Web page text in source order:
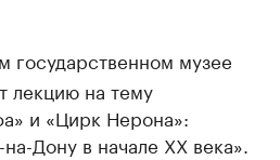
государственном музее
лекцию на тему
и «Цирк Нерона»:
Дону в начале XX века».